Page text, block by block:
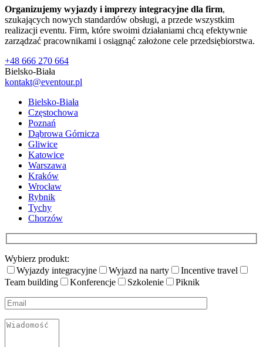
Organizujemy wyjazdy i imprezy integracyjne dla firm,
szukających nowych standardów obsługi, a przede wszystkim
realizacji eventu. Firm, które swoimi działaniami chcą efektywnie
zarządzać pracownikami i osiągnąć założone cele przedsiębiorstwa.
+48 666 270 664
Bielsko-Biała
kontakt@eventour.pl
Bielsko-Biała
Częstochowa
Poznań
Dąbrowa Górnicza
Gliwice
Katowice
Warszawa
Kraków
Wrocław
Rybnik
Tychy
Chorzów
Wybierz produkt:
Wyjazdy integracyjne
Wyjazd na narty
Incentive travel
Team building
Konferencje Szkolenie Piknik